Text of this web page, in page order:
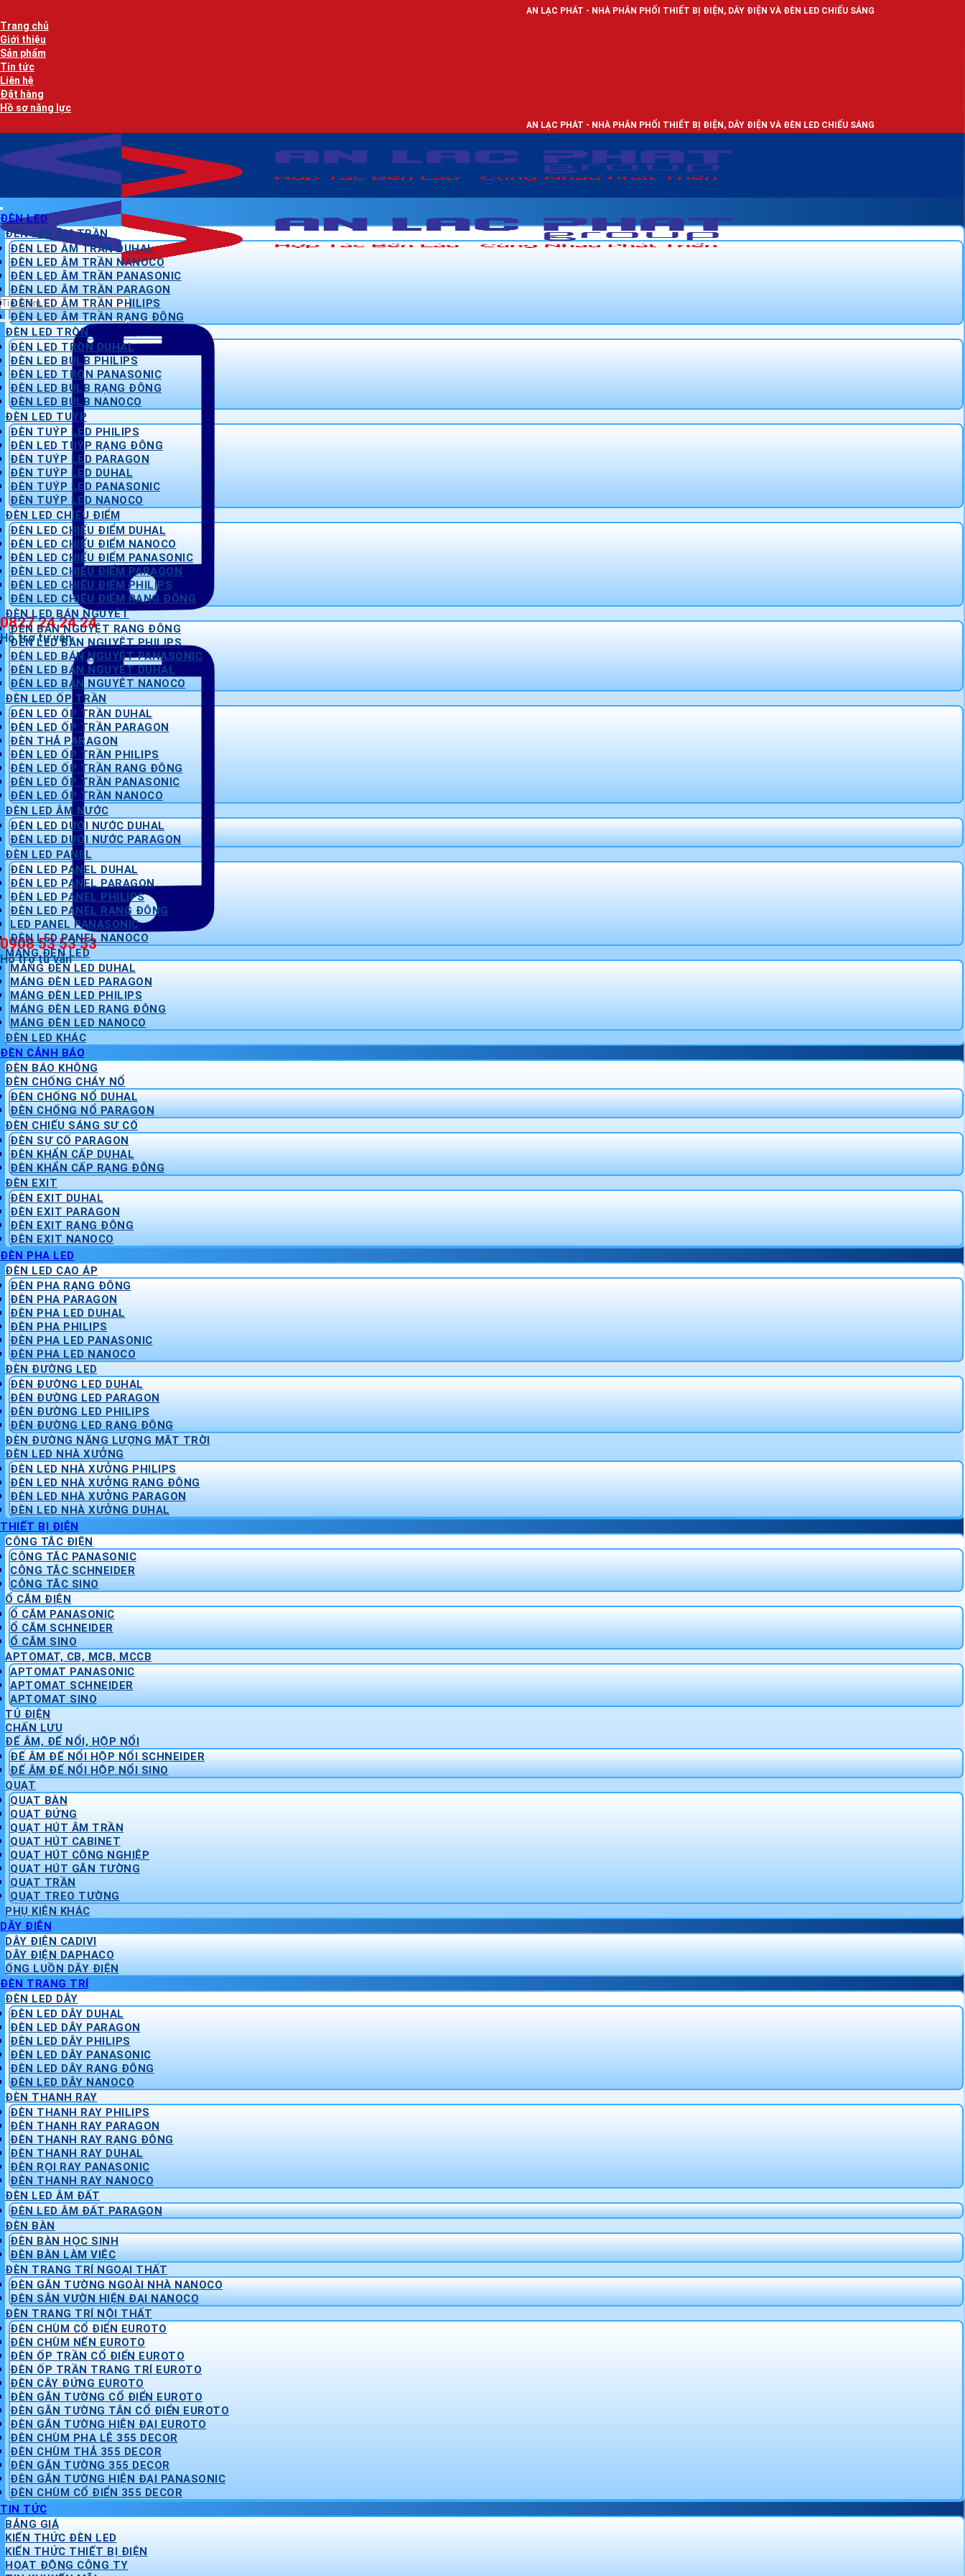
qua
nội
dung
AN LẠC PHÁT - NHÀ PHÂN PHỐI THIẾT BỊ ĐIỆN, DÂY ĐIỆN VÀ ĐÈN LED CHIẾU SÁNG
Trang chủ
Giới thiệu
Sản phẩm
Tin tức
Liên hệ
Đặt hàng
Hồ sơ năng lực
AN LẠC PHÁT - NHÀ PHÂN PHỐI THIẾT BỊ ĐIỆN, DÂY ĐIỆN VÀ ĐÈN LED CHIẾU SÁNG
Tìm
kiếm:
0827 24 24 24
Hỗ trợ tư vấn
0908 53 53 53
Hỗ trợ tư vấn
ĐÈN LED
ĐÈN LED ÂM TRẦN
ĐÈN LED ÂM TRẦN DUHAL
ĐÈN LED ÂM TRẦN NANOCO
ĐÈN LED ÂM TRẦN PANASONIC
ĐÈN LED ÂM TRẦN PARAGON
ĐÈN LED ÂM TRẦN PHILIPS
ĐÈN LED ÂM TRẦN RẠNG ĐÔNG
ĐÈN LED TRÒN
ĐÈN LED TRÒN DUHAL
ĐÈN LED BULB PHILIPS
ĐÈN LED TRÒN PANASONIC
ĐÈN LED BULB RẠNG ĐÔNG
ĐÈN LED BULB NANOCO
ĐÈN LED TUÝP
ĐÈN TUÝP LED PHILIPS
ĐÈN LED TUÝP RẠNG ĐÔNG
ĐÈN TUÝP LED PARAGON
ĐÈN TUÝP LED DUHAL
ĐÈN TUÝP LED PANASONIC
ĐÈN TUÝP LED NANOCO
ĐÈN LED CHIẾU ĐIỂM
ĐÈN LED CHIẾU ĐIỂM DUHAL
ĐÈN LED CHIẾU ĐIỂM NANOCO
ĐÈN LED CHIẾU ĐIỂM PANASONIC
ĐÈN LED CHIẾU ĐIỂM PARAGON
ĐÈN LED CHIẾU ĐIỂM PHILIPS
ĐÈN LED CHIẾU ĐIỂM RẠNG ĐÔNG
ĐÈN LED BÁN NGUYỆT
ĐÈN BÁN NGUYỆT RẠNG ĐÔNG
ĐÈN LED BÁN NGUYỆT PHILIPS
ĐÈN LED BÁN NGUYỆT PANASONIC
ĐÈN LED BÁN NGUYỆT DUHAL
ĐÈN LED BÁN NGUYỆT NANOCO
ĐÈN LED ỐP TRẦN
ĐÈN LED ỐP TRẦN DUHAL
ĐÈN LED ỐP TRẦN PARAGON
ĐÈN THẢ PARAGON
ĐÈN LED ỐP TRẦN PHILIPS
ĐÈN LED ỐP TRẦN RẠNG ĐÔNG
ĐÈN LED ỐP TRẦN PANASONIC
ĐÈN LED ỐP TRẦN NANOCO
ĐÈN LED ÂM NƯỚC
ĐÈN LED DƯỚI NƯỚC DUHAL
ĐÈN LED DƯỚI NƯỚC PARAGON
ĐÈN LED PANEL
ĐÈN LED PANEL DUHAL
ĐÈN LED PANEL PARAGON
ĐÈN LED PANEL PHILIPS
ĐÈN LED PANEL RẠNG ĐÔNG
LED PANEL PANASONIC
ĐÈN LED PANEL NANOCO
MÁNG ĐÈN LED
MÁNG ĐÈN LED DUHAL
MÁNG ĐÈN LED PARAGON
MÁNG ĐÈN LED PHILIPS
MÁNG ĐÈN LED RẠNG ĐÔNG
MÁNG ĐÈN LED NANOCO
ĐÈN LED KHÁC
ĐÈN CẢNH BÁO
ĐÈN BÁO KHÔNG
ĐÈN CHỐNG CHÁY NỔ
ĐÈN CHỐNG NỔ DUHAL
ĐÈN CHỐNG NỔ PARAGON
ĐÈN CHIẾU SÁNG SỰ CỐ
ĐÈN SỰ CỐ PARAGON
ĐÈN KHẨN CẤP DUHAL
ĐÈN KHẨN CẤP RẠNG ĐÔNG
ĐÈN EXIT
ĐÈN EXIT DUHAL
ĐÈN EXIT PARAGON
ĐÈN EXIT RẠNG ĐÔNG
ĐÈN EXIT NANOCO
ĐÈN PHA LED
ĐÈN LED CAO ÁP
ĐÈN PHA RẠNG ĐÔNG
ĐÈN PHA PARAGON
ĐÈN PHA LED DUHAL
ĐÈN PHA PHILIPS
ĐÈN PHA LED PANASONIC
ĐÈN PHA LED NANOCO
ĐÈN ĐƯỜNG LED
ĐÈN ĐƯỜNG LED DUHAL
ĐÈN ĐƯỜNG LED PARAGON
ĐÈN ĐƯỜNG LED PHILIPS
ĐÈN ĐƯỜNG LED RẠNG ĐÔNG
ĐÈN ĐƯỜNG NĂNG LƯỢNG MẶT TRỜI
ĐÈN LED NHÀ XƯỞNG
ĐÈN LED NHÀ XƯỞNG PHILIPS
ĐÈN LED NHÀ XƯỞNG RẠNG ĐÔNG
ĐÈN LED NHÀ XƯỞNG PARAGON
ĐÈN LED NHÀ XƯỞNG DUHAL
THIẾT BỊ ĐIỆN
CÔNG TẮC ĐIỆN
CÔNG TẮC PANASONIC
CÔNG TẮC SCHNEIDER
CÔNG TẮC SINO
Ổ CẮM ĐIỆN
Ổ CẮM PANASONIC
Ổ CẮM SCHNEIDER
Ổ CẮM SINO
APTOMAT, CB, MCB, MCCB
APTOMAT PANASONIC
APTOMAT SCHNEIDER
APTOMAT SINO
TỦ ĐIỆN
CHẤN LƯU
ĐẾ ÂM, ĐẾ NỔI, HỘP NỔI
ĐẾ ÂM ĐẾ NỔI HỘP NỔI SCHNEIDER
ĐẾ ÂM ĐẾ NỔI HỘP NỔI SINO
QUẠT
QUẠT BÀN
QUẠT ĐỨNG
QUẠT HÚT ÂM TRẦN
QUẠT HÚT CABINET
QUẠT HÚT CÔNG NGHIỆP
QUẠT HÚT GẮN TƯỜNG
QUẠT TRẦN
QUẠT TREO TƯỜNG
PHỤ KIỆN KHÁC
DÂY ĐIỆN
DÂY ĐIỆN CADIVI
DÂY ĐIỆN DAPHACO
ỐNG LUỒN DÂY ĐIỆN
ĐÈN TRANG TRÍ
ĐÈN LED DÂY
ĐÈN LED DÂY DUHAL
ĐÈN LED DÂY PARAGON
ĐÈN LED DÂY PHILIPS
ĐÈN LED DÂY PANASONIC
ĐÈN LED DÂY RẠNG ĐÔNG
ĐÈN LED DÂY NANOCO
ĐÈN THANH RAY
ĐÈN THANH RAY PHILIPS
ĐÈN THANH RAY PARAGON
ĐÈN THANH RAY RẠNG ĐÔNG
ĐÈN THANH RAY DUHAL
ĐÈN RỌI RAY PANASONIC
ĐÈN THANH RAY NANOCO
ĐÈN LED ÂM ĐẤT
ĐÈN LED ÂM ĐẤT PARAGON
ĐÈN BÀN
ĐÈN BÀN HỌC SINH
ĐÈN BÀN LÀM VIỆC
ĐÈN TRANG TRÍ NGOẠI THẤT
ĐÈN GẮN TƯỜNG NGOÀI NHÀ NANOCO
ĐÈN SÂN VƯỜN HIỆN ĐẠI NANOCO
ĐÈN TRANG TRÍ NỘI THẤT
ĐÈN CHÙM CỔ ĐIỂN EUROTO
ĐÈN CHÙM NẾN EUROTO
ĐÈN ỐP TRẦN CỔ ĐIỂN EUROTO
ĐÈN ỐP TRẦN TRANG TRÍ EUROTO
ĐÈN CÂY ĐỨNG EUROTO
ĐÈN GẮN TƯỜNG CỔ ĐIỂN EUROTO
ĐÈN GẮN TƯỜNG TÂN CỔ ĐIỂN EUROTO
ĐÈN GẮN TƯỜNG HIỆN ĐẠI EUROTO
ĐÈN CHÙM PHA LÊ 355 DECOR
ĐÈN CHÙM THẢ 355 DECOR
ĐÈN GẮN TƯỜNG 355 DECOR
ĐÈN GẮN TƯỜNG HIỆN ĐẠI PANASONIC
ĐÈN CHÙM CỔ ĐIỂN 355 DECOR
TIN TỨC
BẢNG GIÁ
KIẾN THỨC ĐÈN LED
KIẾN THỨC THIẾT BỊ ĐIỆN
HOẠT ĐỘNG CÔNG TY